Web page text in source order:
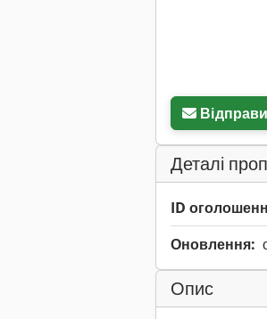
Деталі
ID
Оновлення:
Опис